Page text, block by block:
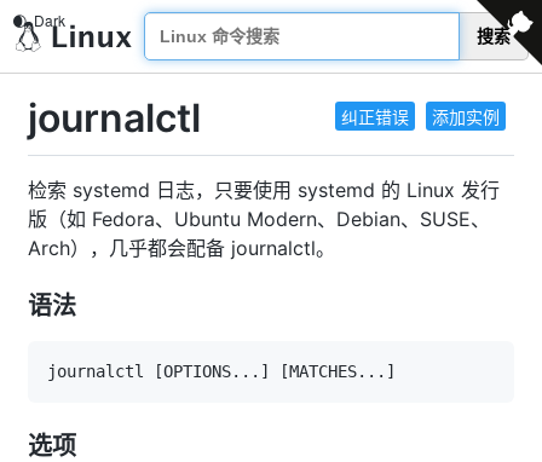
搜索
纠正错误 添加实例
journalctl
检索 systemd 日志，只要使用 systemd 的 Linux 发行
版（如 Fedora、Ubuntu Modern、Debian、SUSE、
Arch），几乎都会配备 journalctl。
语法
journalctl [OPTIONS.. . ] [MATCHES.. . ]
选项